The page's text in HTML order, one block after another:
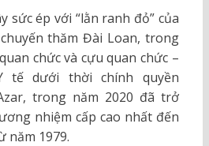
sức ép với “lằn ranh đỏ” của
thăm Đài Loan, trong
chức và cựu quan chức –
tế dưới thời chính quyền
trong năm 2020 đã trở
nhiệm cấp cao nhất đến
năm 1979.